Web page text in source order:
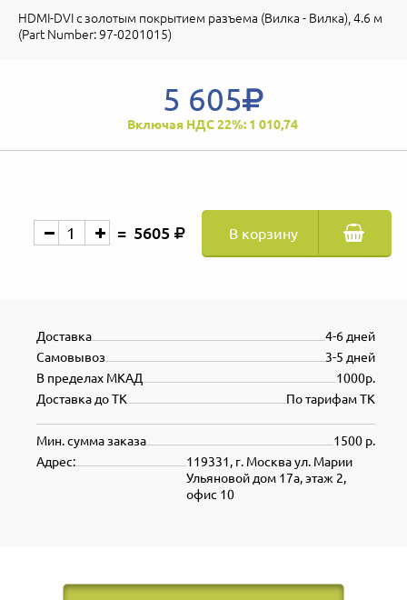
HDMI-DVI с золотым покрытием разъема (Вилка - Вилка), 4.6 м
(Part Number: 97-0201015)
5 605
Включая НДС 22%: 1 010,74
5605 В корзину
4-6 дней
Доставка
3-5 дней
Самовывоз
1000р.
В пределах МКАД
По тарифам ТК
Доставка до ТК
1500 р.
Мин. сумма заказа
119331, г. Москва ул. Марии
Ульяновой дом 17а, этаж 2,
офис 10
Адрес: